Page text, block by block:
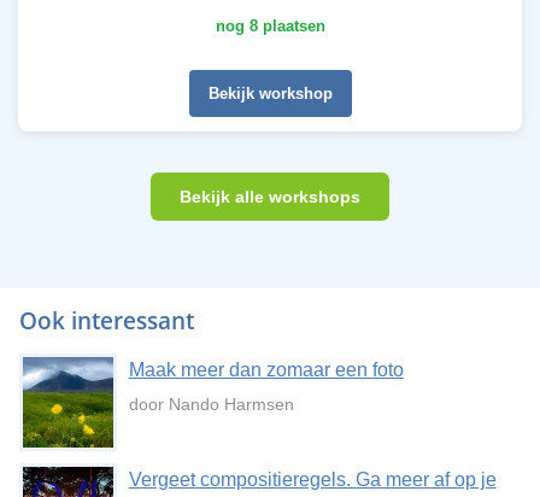
nog 8 plaatsen
Bekijk workshop
Bekijk alle workshops
Ook interessant
Maak meer dan zomaar een foto
door Nando Harmsen
Vergeet compositieregels. Ga meer af op je